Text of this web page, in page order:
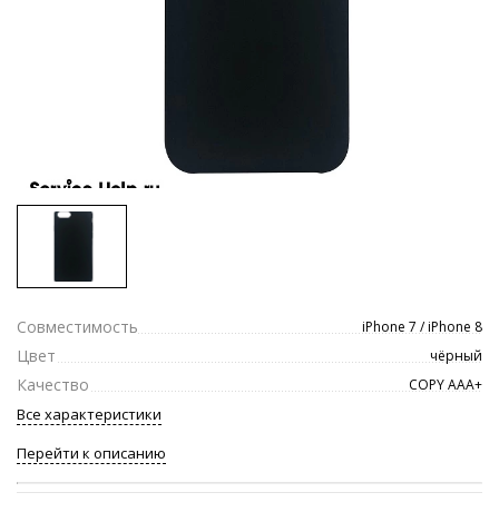
Совместимость iPhone 7 / iPhone 8
Цвет чёрный
Качество COPY ААА+
Все характеристики
Перейти к описанию